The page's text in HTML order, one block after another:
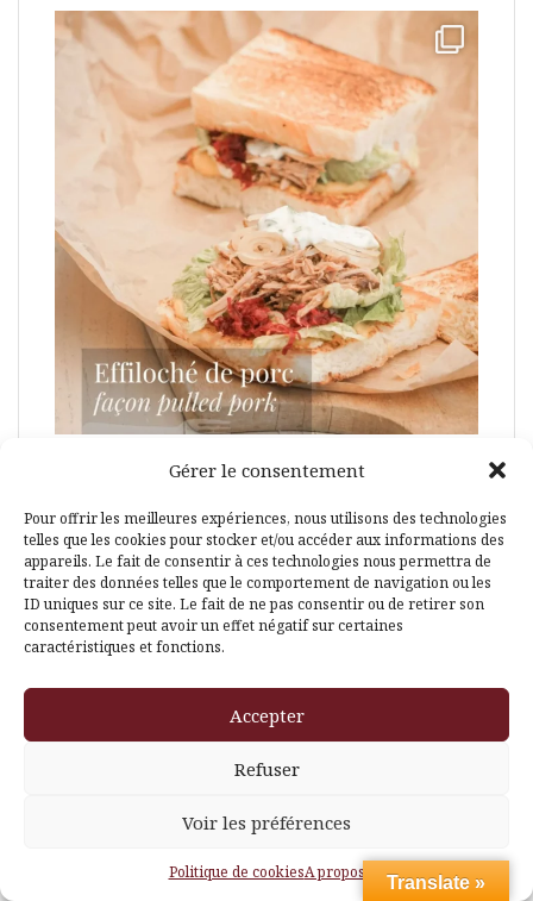
Gérer le consentement
Pour offrir les meilleures expériences, nous utilisons des technologies
telles que les cookies pour stocker et/ou accéder aux informations des
appareils. Le fait de consentir à ces technologies nous permettra de
traiter des données telles que le comportement de navigation ou les
ID uniques sur ce site. Le fait de ne pas consentir ou de retirer son
consentement peut avoir un effet négatif sur certaines
caractéristiques et fonctions.
Accepter
Refuser
Voir les préférences
Politique de cookiesA propos
Translate »